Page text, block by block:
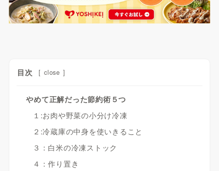
目次 [ close ]
やめて正解だった節約術５つ
１:お肉や野菜の小分け冷凍
２:冷蔵庫の中身を使いきること
３：白米の冷凍ストック
４：作り置き